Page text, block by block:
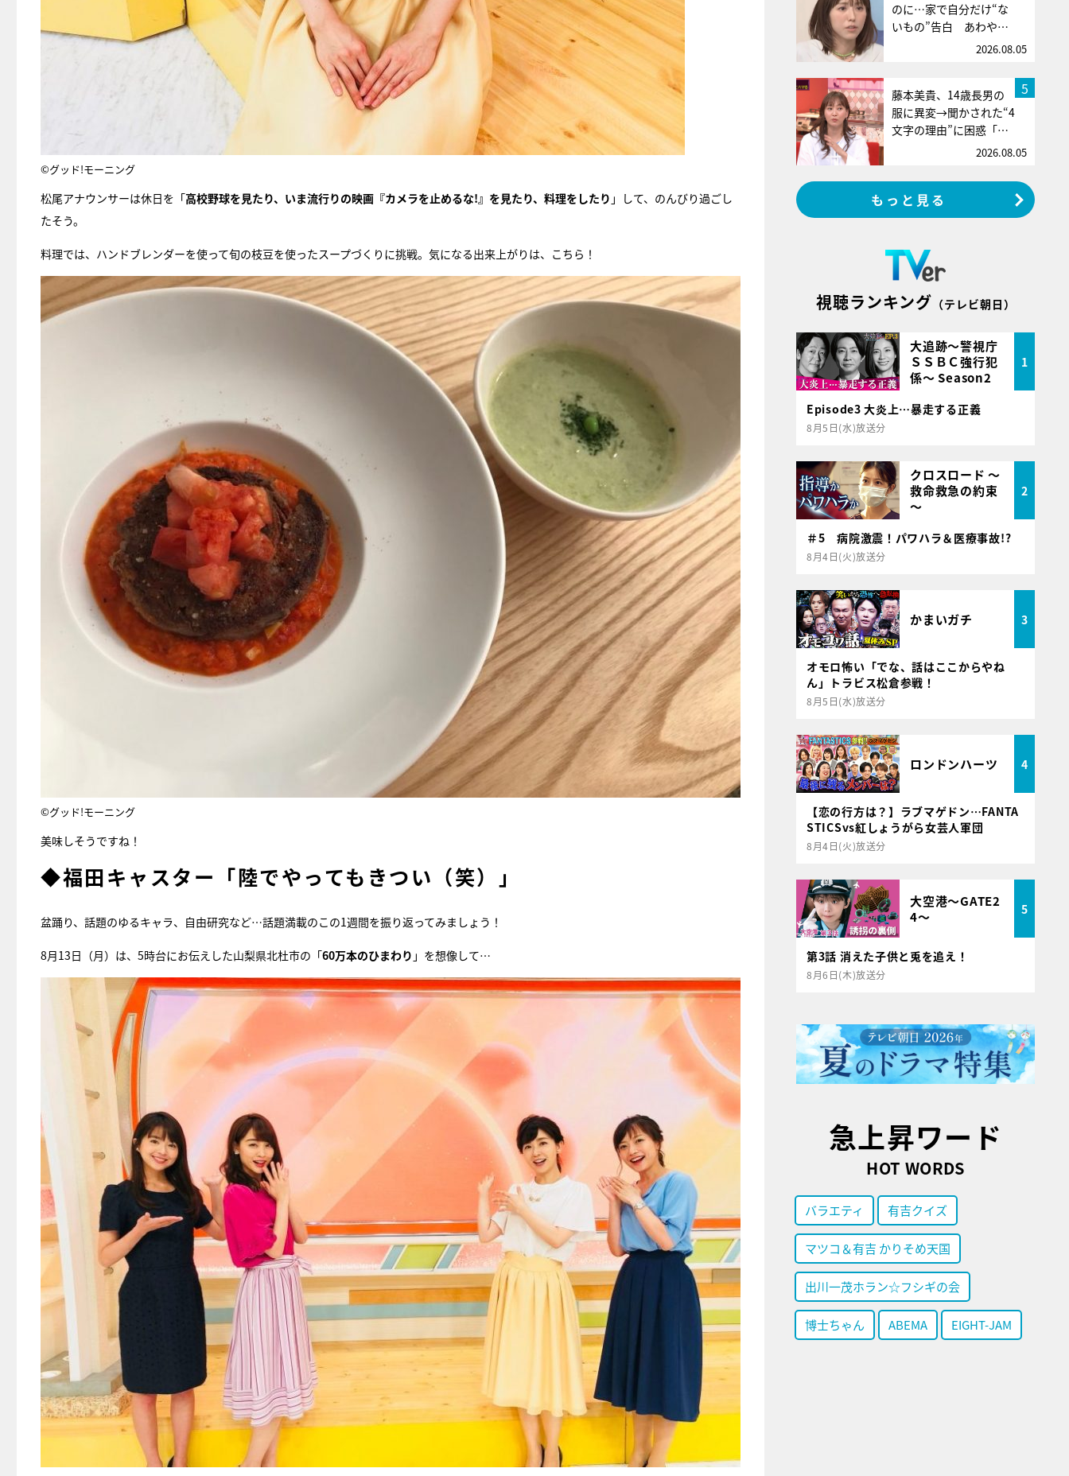
©グッド!モーニング
松尾アナウンサーは休日を「高校野球を見たり、いま流行りの映画『カメラを止めるな!』を見たり、料理をしたり 」して、のんびり過ごし
たそう。
料理では、ハンドブレンダーを使って旬の枝豆を使ったスープづくりに挑戦。気になる出来上がりは、こちら！
©グッド!モーニング
美味しそうですね！
◆福田キャスター「陸でやってもきつい（笑）」
盆踊り、話題のゆるキャラ、自由研究など…話題満載のこの1週間を振り返ってみましょう！
8月13日（月）は、5時台にお伝えした山梨県北杜市の「60万本のひまわり 」を想像して…
のに…家で自分だけ“な
いもの”告白 あわや…
2026.08.05
5
藤本美貴、14歳長男の
服に異変→聞かされた“4
文字の理由”に困惑「…
2026.08.05
もっと見る
視聴ランキング （テレビ朝日）
大追跡～警視庁
ＳＳＢＣ強行犯
係～ Season2
1
Episode3 大炎上…暴走する正義
8月5日(水)放送分
クロスロード ～
救命救急の約束
～
2
＃5 病院激震！パワハラ＆医療事故!?
8月4日(火)放送分
かまいガチ 3
オモロ怖い「でな、話はここからやね
ん」トラビス松倉参戦！
8月5日(水)放送分
ロンドンハーツ 4
【恋の行方は？】ラブマゲドン…FANTA
STICSvs紅しょうがら女芸人軍団
8月4日(火)放送分
大空港～GATE2
4～
5
第3話 消えた子供と兎を追え！
8月6日(木)放送分
急上昇ワード
HOT WORDS
バラエティ 有吉クイズ
マツコ＆有吉 かりそめ天国
出川一茂ホラン☆フシギの会
博士ちゃん ABEMA EIGHT-JAM